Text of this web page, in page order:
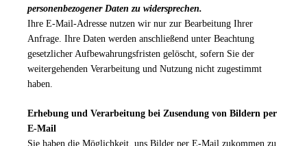
personenbezogener Daten zu widersprechen.
Ihre E-Mail-Adresse nutzen wir nur zur Bearbeitung Ihrer
Anfrage. Ihre Daten werden anschließend unter Beachtung
gesetzlicher Aufbewahrungsfristen gelöscht, sofern Sie der
weitergehenden Verarbeitung und Nutzung nicht zugestimmt
haben.
Erhebung und Verarbeitung bei Zusendung von Bildern per
E-Mail
Sie haben die Möglichkeit, uns Bilder per E-Mail zukommen zu